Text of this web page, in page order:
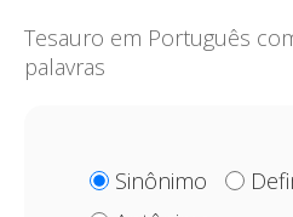
Tesauro em Português
palavras
Sinônimo